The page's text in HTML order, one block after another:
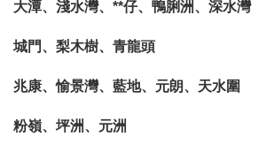
大潭、淺水灣、**仔、鴨脷洲、深水灣
城門、梨木樹、青龍頭
兆康、愉景灣、藍地、元朗、天水圍
粉嶺、坪洲、元洲